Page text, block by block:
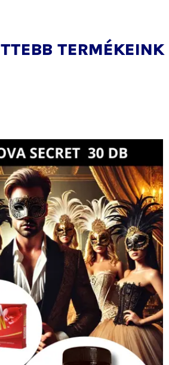
TERMÉKEINK
Ár:
21
300 Ft.
Akciós
ár:
21
000 Ft.